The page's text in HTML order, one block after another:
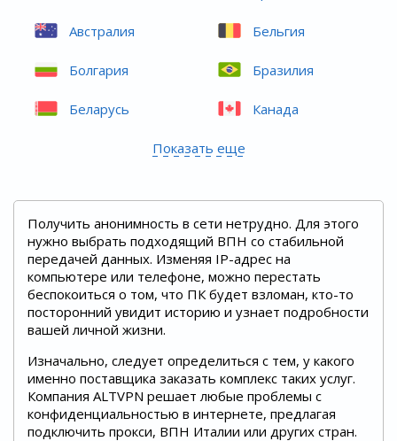
Австралия Бельгия
Болгария Бразилия
Беларусь Канада
Показать еще
Получить анонимность в сети нетрудно. Для этого
нужно выбрать подходящий ВПН со стабильной
передачей данных. Изменяя IP-адрес на
компьютере или телефоне, можно перестать
беспокоиться о том, что ПК будет взломан, кто-то
посторонний увидит историю и узнает подробности
вашей личной жизни.
Изначально, следует определиться с тем, у какого
именно поставщика заказать комплекс таких услуг.
Компания ALTVPN решает любые проблемы с
конфиденциальностью в интернете, предлагая
подключить прокси, ВПН Италии или других стран.